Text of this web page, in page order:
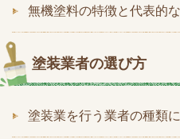
無機塗料の特徴と代表的
塗装業者の選び方
塗装業を行う業者の種類に